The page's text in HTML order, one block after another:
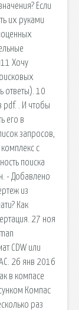
Если
их руками
Хочу
ответы). 10
pdf. . И чтобы
его в
запросов,
с
поиска
- Добавлено
из
Как
27 ноя
CDW или
26 янв 2016
в компасе
Компас
раз